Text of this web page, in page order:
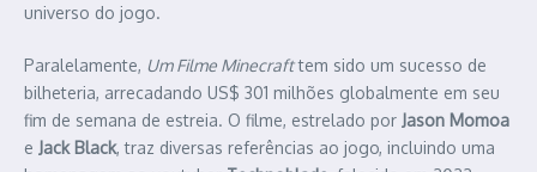
universo do jogo.​
Paralelamente, Um Filme Minecrafttem sido um sucesso de
bilheteria, arrecadando US$ 301 milhões globalmente em seu
fim de semana de estreia. O filme, estrelado por Jason Momoa
e Jack Black, traz diversas referências ao jogo, incluindo uma